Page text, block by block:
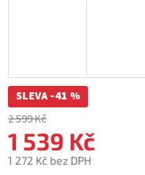
SLEVA -41 %
2 599 Kč
1 539 Kč
1 272 Kč bez DPH